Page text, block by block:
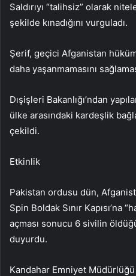
Saldırıyı “talihsiz” olarak
şekilde kınadığını vurguladı.
Şerif, geçici Afganistan
daha yaşanmamasını
Dışişleri Bakanlığı’ndan
ülke arasındaki kardeşlik
çekildi.
Etkinlik
Pakistan ordusu dün,
Spin Boldak Sınır Kapısı’na
açması sonucu 6 sivilin
duyurdu.
Kandahar Emniyet